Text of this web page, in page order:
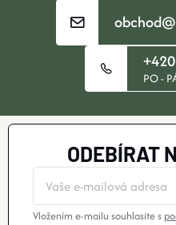
PO -
ODEBÍRAT
Vložením e-mailu souhlasíte s